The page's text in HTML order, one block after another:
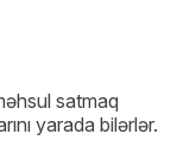
satmaq
yarada bilərlər.